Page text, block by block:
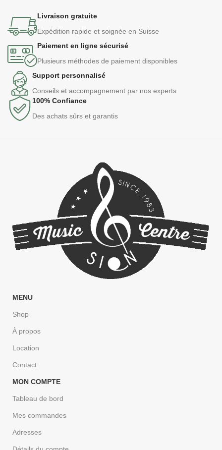
Livraison gratuite
Expédition rapide et soignée en Suisse
Paiement en ligne sécurisé
Plusieurs méthodes de paiement disponibles
Support personnalisé
Conseils et accompagnement par nos experts
100% Confiance
Des achats sûrs et garantis
MENU
Shop
À propos
Location
Contact
MON COMPTE
Tableau de bord
Mes commandes
Adresses